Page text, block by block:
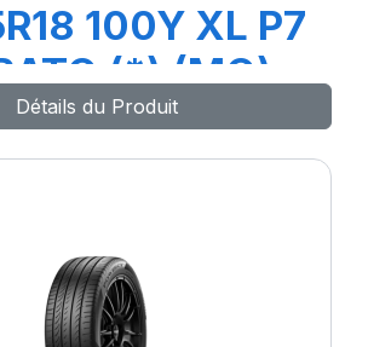
100Y XL P7
(*) (MO)
Détails du Produit